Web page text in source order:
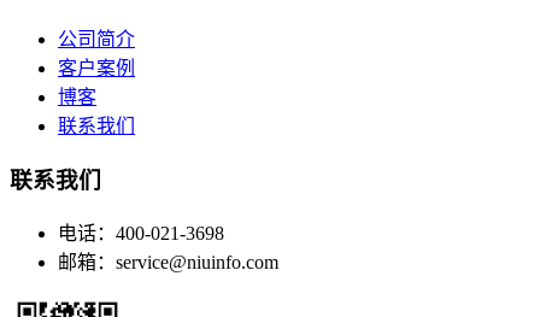
公司简介
客户案例
博客
联系我们
联系我们
电话：400-021-3698
邮箱：service@niuinfo.com